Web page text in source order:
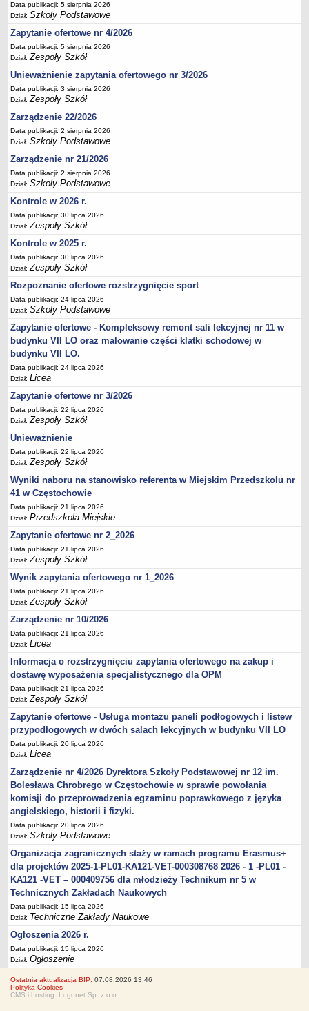
Ogłoszenie
Zarządzenia
Kontrole
Rejestry, ewidencje, archiwa
Sprawozdania
Deklaracja dostępności
PORADNIE PSYCHOLOGICZNO-PEDAGOGICZNE
Zespół Poradni
BIURO FINANSÓW OŚWIATY
Dane podstawowe
Statut
Majątek
Godziny dyżurów
Ogłoszenia
Zarządzenia
Rejestry, ewidencje, archiwa
Kontrole
PONOWNE WYKORZYSTYWANIE
Sprawozdania
Deklaracja dostępności
DEKLARACJA DOSTĘPNOŚCI
OŚWIADCZENIA MAJĄTKOWE
PONOWNE WYKORZYSTYWANIE
UDOSTĘPNIANIE INFORMACJI PUBLICZNEJ
OCHRONA DANYCH OSOBOWYCH
Data publikacji: 5 sierpnia 2026
Dział:Szkoły Podstawowe
Zapytanie ofertowe nr 4/2026
Data publikacji: 5 sierpnia 2026
Dział:Zespoły Szkół
Unieważnienie zapytania ofertowego nr 3/2026
Data publikacji: 3 sierpnia 2026
Dział:Zespoły Szkół
Zarządzenie 22/2026
Data publikacji: 2 sierpnia 2026
Dział:Szkoły Podstawowe
Zarządzenie nr 21/2026
Data publikacji: 2 sierpnia 2026
Dział:Szkoły Podstawowe
Kontrole w 2026 r.
Data publikacji: 30 lipca 2026
Dział:Zespoły Szkół
Kontrole w 2025 r.
Data publikacji: 30 lipca 2026
Dział:Zespoły Szkół
Rozpoznanie ofertowe rozstrzygnięcie sport
Data publikacji: 24 lipca 2026
Dział:Szkoły Podstawowe
Zapytanie ofertowe - Kompleksowy remont sali lekcyjnej nr 11 w
budynku VII LO oraz malowanie części klatki schodowej w
budynku VII LO.
Data publikacji: 24 lipca 2026
Dział:Licea
Zapytanie ofertowe nr 3/2026
Data publikacji: 22 lipca 2026
Dział:Zespoły Szkół
Unieważnienie
Data publikacji: 22 lipca 2026
Dział:Zespoły Szkół
Wyniki naboru na stanowisko referenta w Miejskim Przedszkolu nr
41 w Częstochowie
Data publikacji: 21 lipca 2026
Dział:Przedszkola Miejskie
Zapytanie ofertowe nr 2_2026
Data publikacji: 21 lipca 2026
Dział:Zespoły Szkół
Wynik zapytania ofertowego nr 1_2026
Data publikacji: 21 lipca 2026
Dział:Zespoły Szkół
Zarządzenie nr 10/2026
Data publikacji: 21 lipca 2026
Dział:Licea
Informacja o rozstrzygnięciu zapytania ofertowego na zakup i
dostawę wyposażenia specjalistycznego dla OPM
Data publikacji: 21 lipca 2026
Dział:Zespoły Szkół
Zapytanie ofertowe - Usługa montażu paneli podłogowych i listew
przypodłogowych w dwóch salach lekcyjnych w budynku VII LO
Data publikacji: 20 lipca 2026
Dział:Licea
Zarządzenie nr 4/2026 Dyrektora Szkoły Podstawowej nr 12 im.
Bolesława Chrobrego w Częstochowie w sprawie powołania
komisji do przeprowadzenia egzaminu poprawkowego z języka
angielskiego, historii i fizyki.
Data publikacji: 20 lipca 2026
Dział:Szkoły Podstawowe
Organizacja zagranicznych staży w ramach programu Erasmus+
dla projektów 2025-1-PL01-KA121-VET-000308768 2026 - 1 -PL01 -
KA121 -VET – 000409756 dla młodzieży Technikum nr 5 w
Technicznych Zakładach Naukowych
Data publikacji: 15 lipca 2026
Dział: Techniczne Zakłady Naukowe
Ogłoszenia 2026 r.
Data publikacji: 15 lipca 2026
Dział:Ogłoszenie
Ostatnia aktualizacja BIP: 07.08.2026 13:46
Polityka Cookies
CMS i hosting: Logonet Sp. z o.o.